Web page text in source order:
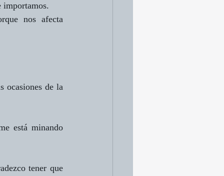
importamos.
nos afecta
ocasiones de la
está minando
tener que